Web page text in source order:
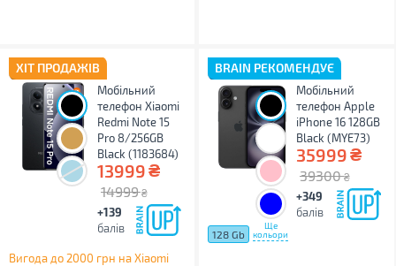
ХІТ ПРОДАЖІВ
Мобільний
телефон Xiaomi
Redmi Note 15
Pro 8/256GB
Black (1183684)
13999₴
14999 ₴
+139
балів
Вигода до 2000 грн на Xiaomi
BRAIN РЕКОМЕНДУЄ
Ще
кольори
Мобільний
телефон Apple
iPhone 16 128GB
Black (MYE73)
35999₴
39300 ₴
+349
балів
128 Gb